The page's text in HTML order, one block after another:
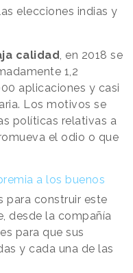
elecciones indias y
calidad, en 2018 se
1,2
aplicaciones y casi
Los motivos se
políticas relativas a
el odio o que
a los buenos
para construir este
desde la compañía
para que sus
y cada una de las